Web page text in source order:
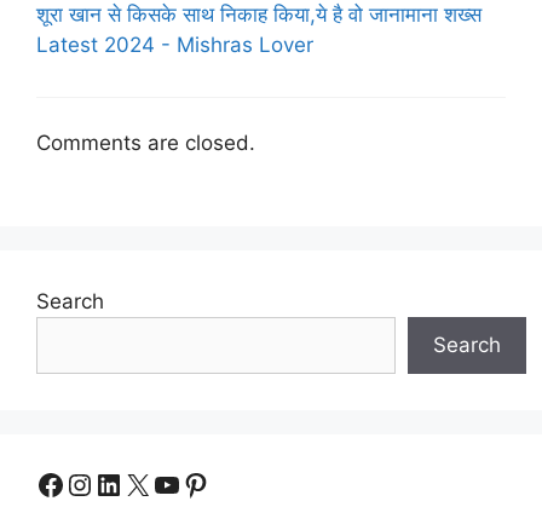
शूरा खान से किसके साथ निकाह किया,ये है वो जानामाना शख्स
Latest 2024 - Mishras Lover
Comments are closed.
Search
Search
Facebook
Instagram
LinkedIn
X YouTube
Pinterest